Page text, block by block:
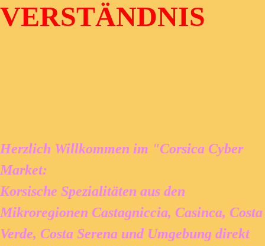
VERSTÄNDNIS
Herzlich Willkommen im "Corsica Cyber
Market:
Korsische Spezialitäten aus den
Mikroregionen Castagniccia, Casinca, Costa
Verde, Costa Serena und Umgebung direkt